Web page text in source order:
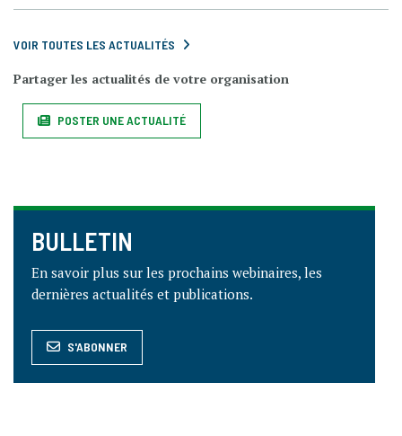
VOIR TOUTES LES ACTUALITÉS
Partager les actualités de votre organisation
POSTER UNE ACTUALITÉ
BULLETIN
En savoir plus sur les prochains webinaires, les
dernières actualités et publications.
S'ABONNER